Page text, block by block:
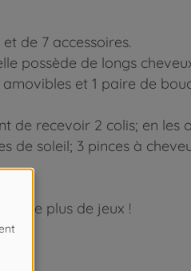
de 7 accessoires.
possède de longs
et 1 paire de
de recevoir 2 colis; en les
de soleil; 3 pinces à
plus de jeux !